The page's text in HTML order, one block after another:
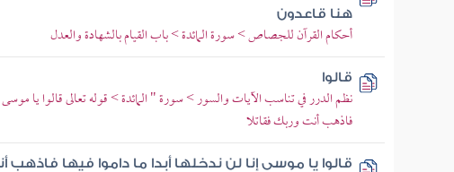
هنا قاعدون
أحكام القرآن للجصاص > سورة المائدة > باب القيام بالشهادة والعدل
قالوا
نظم الدرر في تناسب الآيات والسور > سورة " المائدة > قوله تعالى قالوا يا موسى
فاذهب أنت وربك فقاتلا
قالوا يا موسى إنا لن ندخلها أبدا ما داموا فيها فاذهب